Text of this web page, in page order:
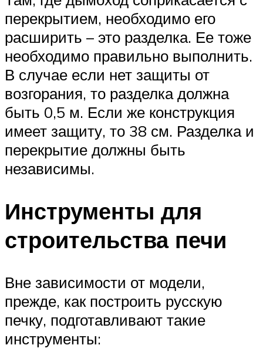
перекрытием, необходимо его
расширить – это разделка. Ее тоже
необходимо правильно выполнить.
В случае если нет защиты от
возгорания, то разделка должна
быть 0,5 м. Если же конструкция
имеет защиту, то 38 см. Разделка и
перекрытие должны быть
независимы.
Инструменты для
строительства печи
Вне зависимости от модели,
прежде, как построить русскую
печку, подготавливают такие
инструменты: